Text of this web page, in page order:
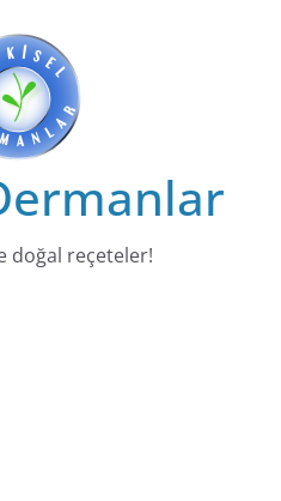
doğal reçeteler!